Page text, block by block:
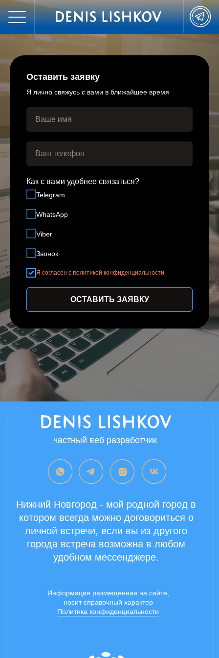
Оставить заявку
Я лично свяжусь с вами в ближайшее время
Как с вами удобнее связаться?
Telegram
WhatsApp
Viber
Звонок
Я согласен с политикой конфиденциальности
ОСТАВИТЬ ЗАЯВКУ
Нижний Новгород - мой родной город в
котором всегда можно договориться о
личной встречи, если вы из другого
города встреча возможна в любом
удобном мессенджере.
Copyright 2024 ©
Все права защищены.
Информация размещенная на сайте,
носит справочный характер
Политика конфиденциальности